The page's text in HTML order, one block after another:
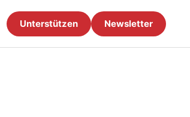
Unterstützen Newsletter